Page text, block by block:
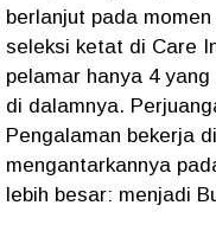
berlanjut pada
seleksi ketat di Care
pelamar hanya 4
di dalamnya.
Pengalaman bekerja
mengantarkannya
lebih besar: menjadi